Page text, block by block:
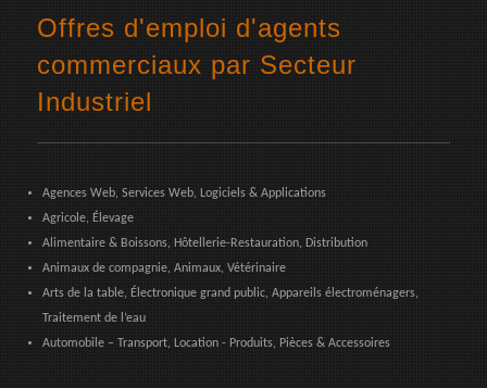
Offres d'emploi d'agents
commerciaux par Secteur
Industriel
Agences Web, Services Web, Logiciels & Applications
Agricole, Élevage
Alimentaire & Boissons, Hôtellerie-Restauration, Distribution
Animaux de compagnie, Animaux, Vétérinaire
Arts de la table, Électronique grand public, Appareils électroménagers,
Traitement de l’eau
Automobile – Transport, Location - Produits, Pièces & Accessoires